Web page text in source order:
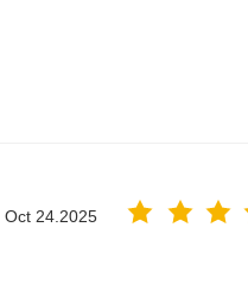
Oct 24.2025